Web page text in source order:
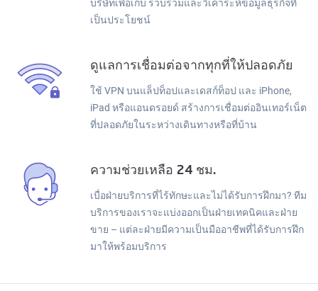
บริษัทเพื่อเก็บ รวบรวมและวิเคาระห์ข้อมูลธุรกิจที่
เป็นประโยชน์
ดูแลการเชื่อมต่อจากทุกที่ให้ปลอดภัย
ใช้ VPN บนแล็ปท็อปและเดสก์ท็อป และ iPhone,
iPad หรือแอนดรอยด์ สร้างการเชื่อมต่ออินเทอร์เน็ต
ที่ปลอดภัยในระหว่างเดินทางหรือที่บ้าน
ความช่วยเหลือ 24 ชม.
เบื่อฝ่ายบริการที่ไร้ทักษะและไม่ได้รับการฝึกมา? ทีม
บริการของเราจะแบ่งออกเป็นฝ่ายเทคนิคและฝ่าย
ขาย – แต่ละฝ่ายมีความเป็นมืออาชีพที่ได้รับการฝึก
มาให้พร้อมบริการ